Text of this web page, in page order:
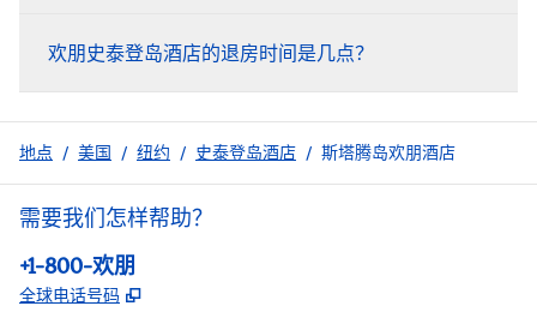
欢朋史泰登岛酒店的退房时间是几点？
地点 / 美国 / 纽约 / 史泰登岛酒店 / 斯塔腾岛欢朋酒店
需要我们怎样帮助？
电话:
+1-800-欢朋
全球电话号码 ,